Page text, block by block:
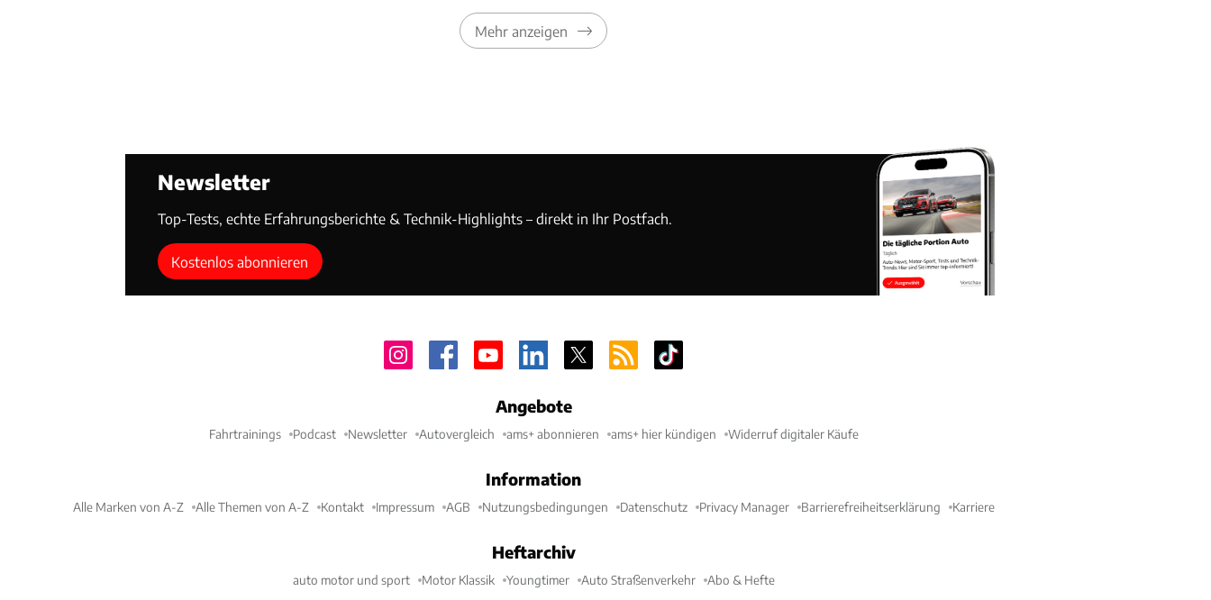
Mehr anzeigen
Newsletter
Top-Tests, echte Erfahrungsberichte & Technik-Highlights – direkt in Ihr Postfach.
Kostenlos abonnieren
Angebote
Fahrtrainings Podcast Newsletter Autovergleich ams+ abonnieren ams+ hier kündigen Widerruf digitaler Käufe
Information
Alle Marken von A-Z Alle Themen von A-Z Kontakt Impressum AGB Nutzungsbedingungen Datenschutz Privacy Manager Barrierefreiheitserklärung Karriere
Heftarchiv
auto motor und sport Motor Klassik Youngtimer Auto Straßenverkehr Abo & Hefte